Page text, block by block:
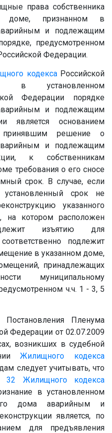
права собственника
признанном в
и подлежащим
предусмотренном
Федерации.
кодексаРоссийской
в установленном
Федерации порядке
и подлежащим
является основанием
принявшим решение о
и подлежащим
к собственникам
требования о его сносе
срок. В случае, если
срок не
указанного
на котором расположен
изъятию для
подлежит
в указанном доме,
принадлежащих
муниципальному
ч.ч. 1 - 3, 5
Пленума
Федерации от 02.07.2009
возникших в судебной
Жилищного кодекса
следует учитывать, что
32
Жилищного кодекса
в установленном
дома аварийным и
является, по
для предъявления